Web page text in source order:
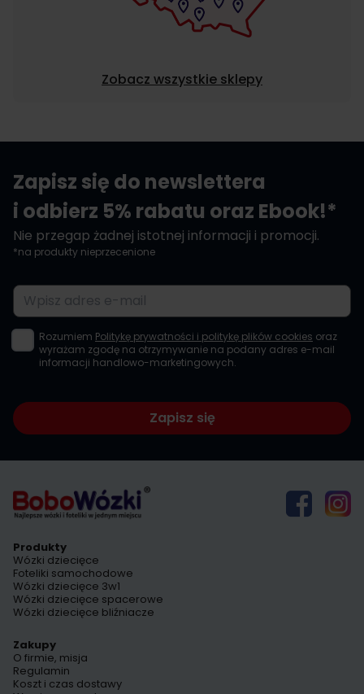
Zobacz wszystkie sklepy
Zapisz się do newslettera
i odbierz 5% rabatu oraz Ebook!*
Nie przegap żadnej istotnej informacji i promocji.
*na produkty nieprzecenione
Adres e-mail
Rozumiem Politykę prywatności i politykę plików cookies oraz
wyrażam zgodę na otrzymywanie na podany adres e-mail
informacji handlowo-marketingowych.
Zapisz się
Produkty
Wózki dziecięce
Foteliki samochodowe
Wózki dziecięce 3w1
Wózki dziecięce spacerowe
Wózki dziecięce bliźniacze
Zakupy
O firmie, misja
Regulamin
Koszt i czas dostawy